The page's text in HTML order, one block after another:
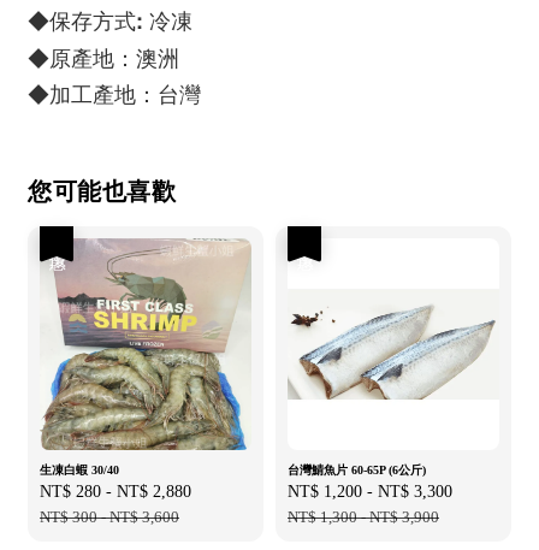
◆保存方式: 冷凍
◆原產地：澳洲
◆加工產地：台灣
您可能也喜歡
生凍白蝦 30/40
Sale
price
NT$ 280 - NT$ 2,880
NT$ 300-NT$ 3,600
台灣鯖魚片 60-65P (6公斤)
Sale
price
NT$ 1,200 - NT$ 3,300
NT$ 1,300-NT$ 3,900